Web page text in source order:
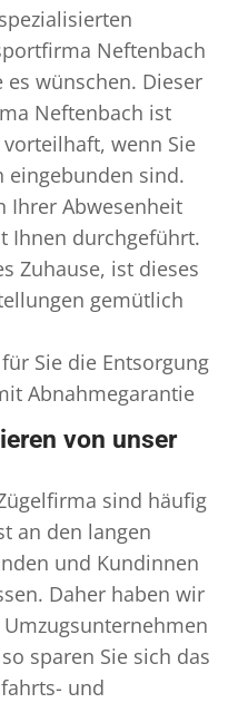
Neftenbach
wünschen. Dieser
Neftenbach ist
wenn Sie
eingebunden sind.
Ihrer Abwesenheit
Ihnen durchgeführt.
Zuhause, ist dieses
gemütlich
Sie die Entsorgung
Abnahmegarantie
von unser
sind häufig
an den langen
und Kundinnen
Daher haben wir
sparen Sie sich das
und